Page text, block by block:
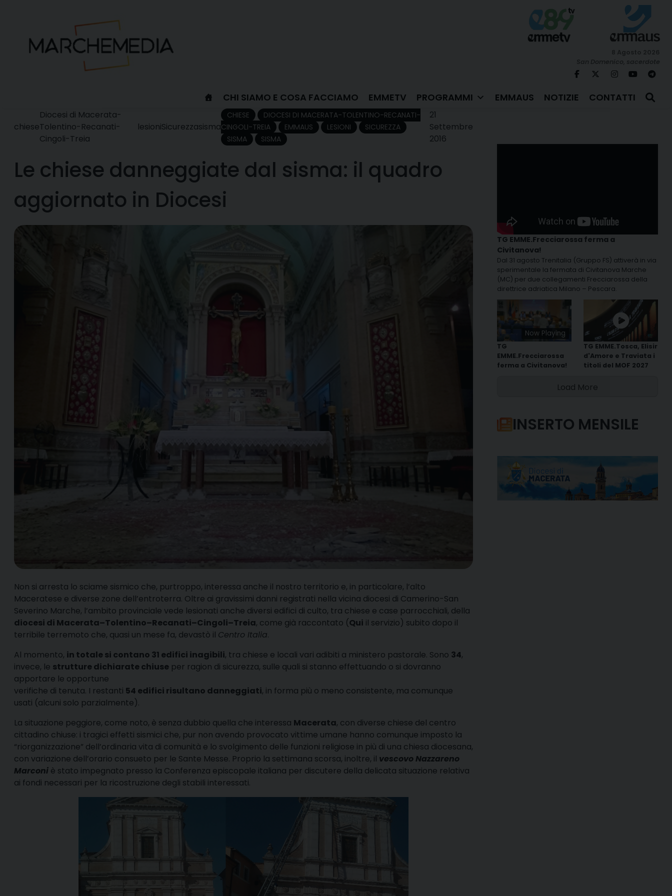
CHI SIAMO E COSA FACCIAMO EMMETV PROGRAMMI EMMAUS NOTIZIE CONTATTI
chiese
Diocesi di Macerata-
Tolentino-Recanati-
Cingoli-Treia
lesioniSicurezzasisma
CHIESE
DIOCESI DI MACERATA-TOLENTINO-RECANATI-
CINGOLI-TREIA
EMMAUS LESIONI
SICUREZZA
SISMA
SISMA
21
Settembre
2016
Le chiese danneggiate dal sisma: il quadro
aggiornato in Diocesi
Non si arresta lo sciame sismico che, purtroppo, interessa anche il nostro territorio e, in particolare, l’alto
Maceratese e diverse zone dell’entroterra. Oltre ai gravissimi danni registrati nella vicina diocesi di Camerino-San
Severino Marche, l’ambito provinciale vede lesionati anche diversi edifici di culto, tra chiese e case parrocchiali, della
diocesi di Macerata–Tolentino–Recanati–Cingoli–Treia, come già raccontato (Qui il servizio) subito dopo il
terribile terremoto che, quasi un mese fa, devastò il Centro Italia.
Al momento, in totale si contano 31 edifici inagibili, tra chiese e locali vari adibiti a ministero pastorale. Sono 34,
invece, le strutture dichiarate chiuse per ragion di sicurezza, sulle quali si stanno effettuando o si dovranno
apportare le opportune
verifiche di tenuta. I restanti 54 edifici risultano danneggiati, in forma più o meno consistente, ma comunque
usati (alcuni solo parzialmente).
La situazione peggiore, come noto, è senza dubbio quella che interessa Macerata, con diverse chiese del centro
cittadino chiuse: i tragici effetti sismici che, pur non avendo provocato vittime umane hanno comunque imposto la
“riorganizzazione” dell’ordinaria vita di comunità e lo svolgimento delle funzioni religiose in più di una chiesa diocesana,
con variazione dell’orario consueto per le Sante Messe. Proprio la settimana scorsa, inoltre, il vescovo Nazzareno
Marconi è stato impegnato presso la Conferenza episcopale italiana per discutere della delicata situazione relativa
ai fondi necessari per la ricostruzione degli stabili interessati.
TG EMME.Frecciarossa ferma a
Civitanova!
Dal 31 agosto Trenitalia (Gruppo FS) attiverà in via
sperimentale la fermata di Civitanova Marche
(MC) per due collegamenti Frecciarossa della
direttrice adriatica Milano – Pescara.
Now Playing
TG
EMME.Frecciarossa
ferma a Civitanova!
TG EMME.Tosca, Elisir
d'Amore e Traviata i
titoli del MOF 2027
Load More
INSERTO MENSILE